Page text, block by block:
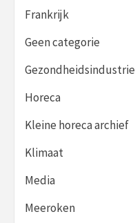
Frankrijk
Geen categorie
Gezondheidsindustrie
Horeca
Kleine horeca archief
Klimaat
Media
Meeroken